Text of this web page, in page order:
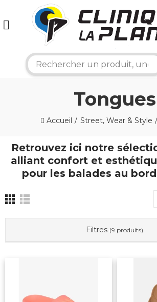
Tongues
Accueil Street, Wear & Style
Retrouvez ici notre
alliant confort et
pour les balades au
Filtres (9 produits)
Bonjour ! Je suis votre expert